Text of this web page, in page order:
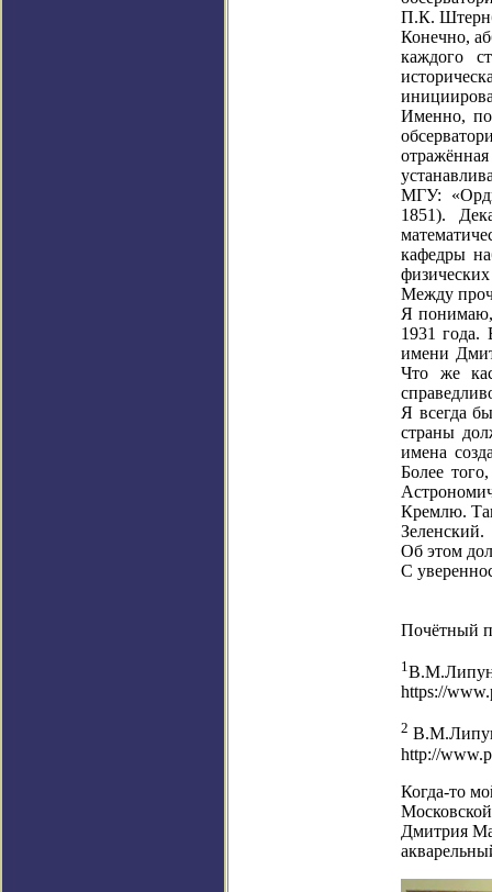
П.К.
Конечно,
каждого
Именно,
МГУ:
«
1851).
кафедры
Между
Я понимаю,
1931 года.
имени
Что же
Я всегда
страны
имена
Более
Кремлю.
Зеленский.
Об этом
С
Почётный
1
https://
2
http://
Когда-то
Дмитрия